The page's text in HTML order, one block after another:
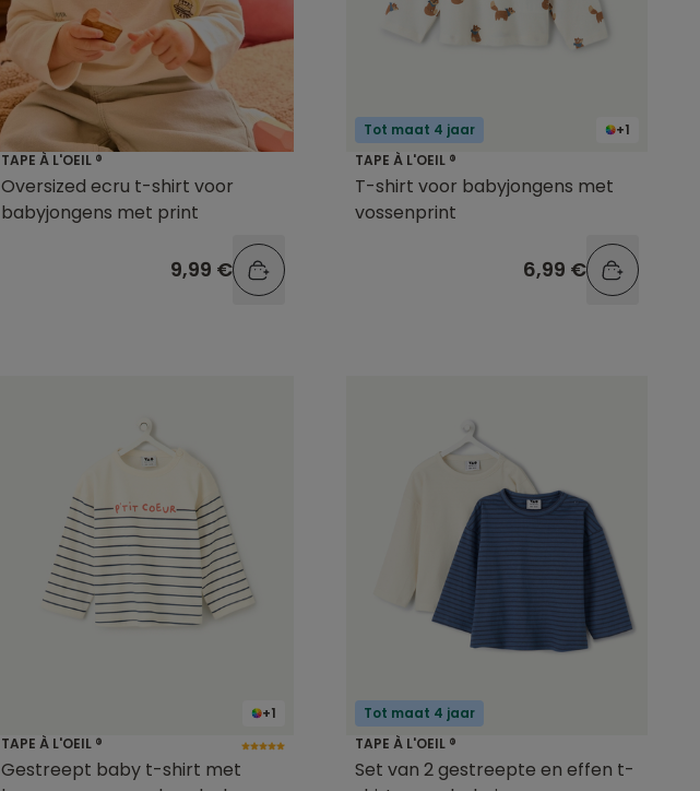
TAPE À L'OEIL ®
Oversized ecru t-shirt voor
babyjongens met print
9,99 €
+1
Tot maat 4 jaar
TAPE À L'OEIL ®
T-shirt voor babyjongens met
vossenprint
6,99 €
+1
TAPE À L'OEIL ®
Gestreept baby t-shirt met
Tot maat 4 jaar
TAPE À L'OEIL ®
Set van 2 gestreepte en effen t-